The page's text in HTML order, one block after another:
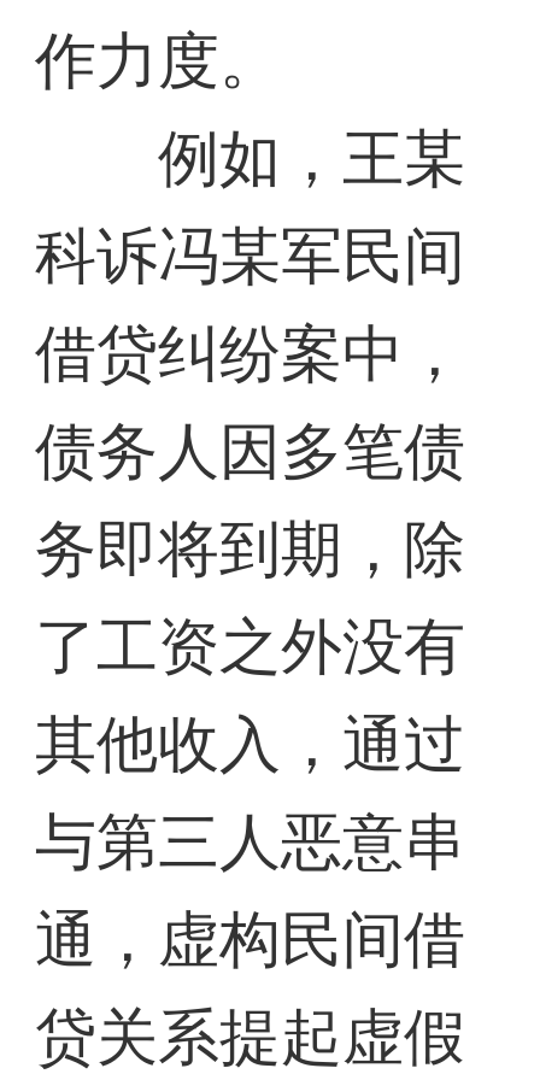
作力度。
例如，王某
科诉冯某军民间
借贷纠纷案中，
债务人因多笔债
务即将到期，除
了工资之外没有
其他收入，通过
与第三人恶意串
通，虚构民间借
贷关系提起虚假